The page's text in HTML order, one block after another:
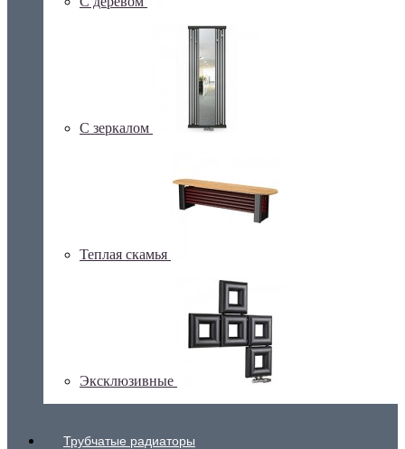
С зеркалом
Теплая скамья
Эксклюзивные
Трубчатые радиаторы